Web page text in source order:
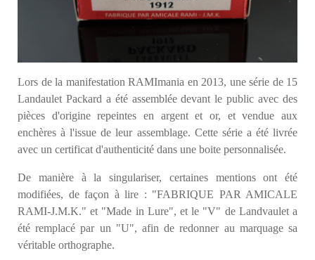
Lors de la manifestation RAMImania en 2013, une série de 15
Landaulet Packard a été assemblée devant le public avec des
pièces d'origine repeintes en argent et or, etvendue aux
enchères à l'issue de leur assemblage. Cette série a été livrée
avec un certificat d'authenticité dans une boite personnalisée.
De manière à la singulariser, certaines mentions ont été
modifiées, de façon à lire : "FABRIQUE PAR AMICALE
RAMI-J.M.K." et "Made in Lure", et le "V" de Landvaulet a
été remplacé par un "U", afin de redonner au marquage sa
véritable orthographe.